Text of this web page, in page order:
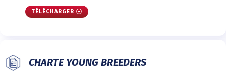
TÉLÉCHARGER
CHARTE YOUNG BREEDERS